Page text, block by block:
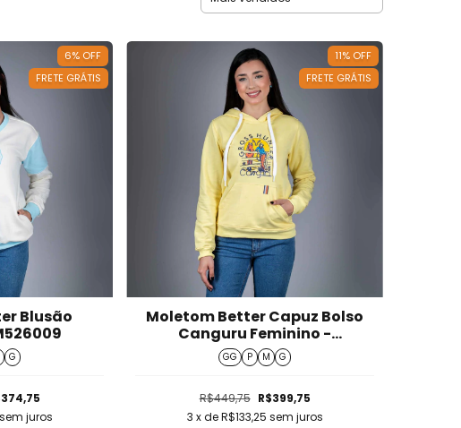
6% OFF
FRETE GRÁTIS
Blusão
G
sem juros
11% OFF
FRETE GRÁTIS
Moletom Better Capuz Bolso
Canguru Feminino -
M526007
GG P M G
R$449,75 R$399,75
3 x deR$133,25 sem juros